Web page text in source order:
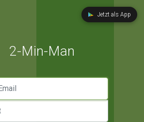
Jetzt als App
2-Min-Man